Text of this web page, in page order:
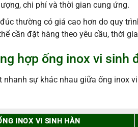
chi phí và thời gian cung ứng.
thường có giá cao hơn do quy
cần đặt hàng theo yêu cầu, thời
hợp ống inox vi sinh
nhanh sự khác nhau giữa ống inox
INOX VI SINH HÀN